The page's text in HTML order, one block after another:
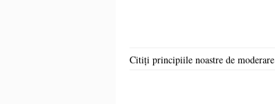
Citiți principiile noastre de moderare